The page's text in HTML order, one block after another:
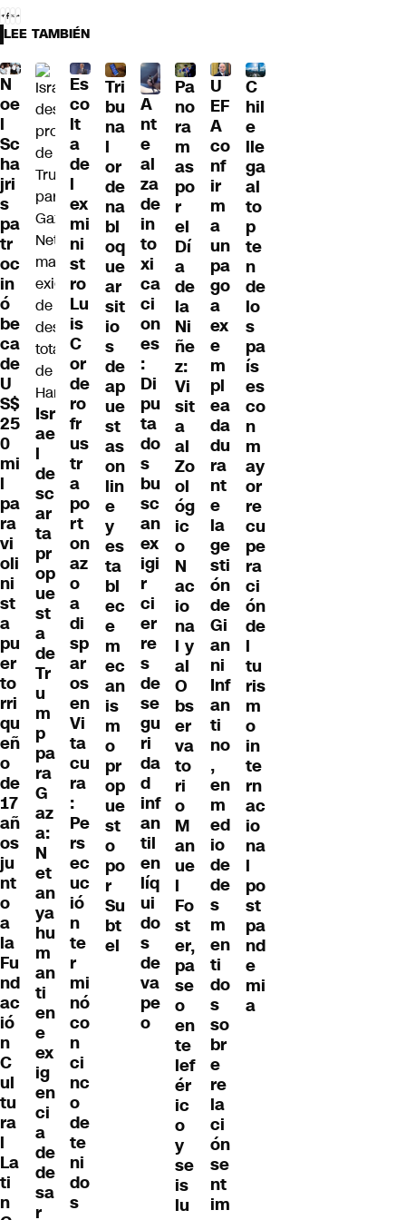
LEE TAMBIÉN
N
oe
l
Sc
ha
jri
s
pa
tr
oc
in
ó
be
ca
de
U
S$
25
0
mi
l
pa
ra
vi
oli
ni
st
a
pu
er
to
rri
qu
eñ
o
de
17
añ
os
ju
nt
o
a
la
Fu
nd
ac
ió
n
C
ul
tu
ra
l
La
ti
n
Isr
ae
l
de
sc
ar
ta
pr
op
ue
st
a
de
Tr
u
m
p
pa
ra
G
az
a:
N
et
an
ya
hu
m
an
ti
en
e
ex
ig
en
ci
a
de
de
sa
r
Es
co
lt
a
de
l
ex
mi
ni
st
ro
Lu
is
C
or
de
ro
fr
us
tr
a
po
rt
on
az
o
a
di
sp
ar
os
en
Vi
ta
cu
ra
:
Pe
rs
ec
uc
ió
n
te
r
mi
nó
co
n
ci
nc
o
de
te
ni
do
s
Tri
bu
na
l
or
de
na
bl
oq
ue
ar
sit
io
s
de
ap
ue
st
as
on
lin
e
y
es
ta
bl
ec
e
m
ec
an
is
m
o
pr
op
ue
st
o
po
r
Su
bt
el
A
nt
e
al
za
de
in
to
xi
ca
ci
on
es
:
Di
pu
ta
do
s
bu
sc
an
ex
igi
r
ci
er
re
s
de
se
gu
ri
da
d
inf
an
til
en
líq
ui
do
s
de
va
pe
o
Pa
no
ra
m
as
po
r
el
Dí
a
de
la
Ni
ñe
z:
Vi
sit
a
al
Zo
ol
óg
ic
o
N
ac
io
na
l y
al
O
bs
er
va
to
ri
o
M
an
ue
l
Fo
st
er,
pa
se
o
en
te
lef
ér
ic
o
y
se
is
lu
U
EF
A
co
nf
ir
m
a
un
pa
go
a
ex
e
m
pl
ea
da
du
ra
nt
e
la
ge
sti
ón
de
Gi
an
ni
Inf
an
ti
no
,
en
m
ed
io
de
de
s
m
en
ti
do
s
so
br
e
re
la
ci
ón
se
nt
im
C
hil
e
lle
ga
al
to
p
te
n
de
lo
s
pa
ís
es
co
n
m
ay
or
re
cu
pe
ra
ci
ón
de
l
tu
ris
m
o
in
te
rn
ac
io
na
l
po
st
pa
nd
e
mi
a